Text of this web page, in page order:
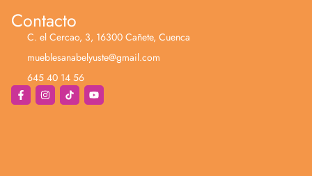
Contacto
C. el Cercao, 3, 16300 Cañete, Cuenca
mueblesanabelyuste@gmail.com
645 40 14 56